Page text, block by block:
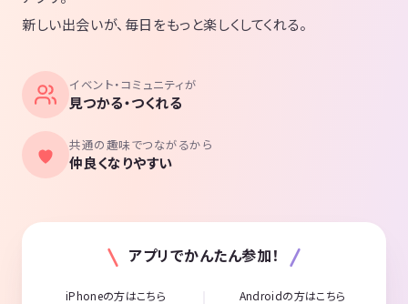
新しい出会いが、毎日をもっと楽しくしてくれる。
イベント・コミュニティが
見つかる・つくれる
共通の趣味でつながるから
仲良くなりやすい
アプリでかんたん参加！
iPhoneの方はこちら Androidの方はこちら